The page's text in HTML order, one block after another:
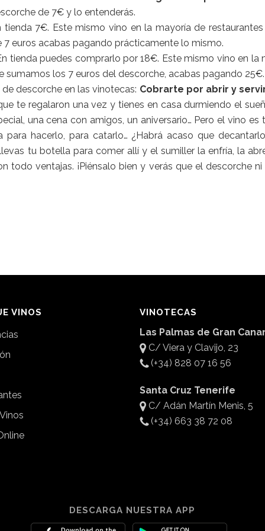
de 7€ y lo entenderás.
7€. Este mismo vino en la mayoría de
euros acabas pagando prácticamente lo mismo.
tienda puedes comprarlo por 18€. Este mismo vino en la
sumamos los 7 euros del descorche, acabas pagando
descorche en las vinotecas: Cobrarte por abrir y
te regalaron una vez y tienes en casa durmiendo el
una cena con amigos, un aniversario… Pero el vino
hacerlo, para catarlo… ¿Habrá acaso que
tu botella para comer allí y el sumiller la enfría, la
todo ventajas. ¡Piénsalo bien y verás que el descorche
VINOS VINOTECAS
Las Palmas de Gran
C/ Viera y Clavijo, 23
(+34) 828 07 16 56
Santa Cruz Tenerife
C/ Adán Martín Menis, 5
(+34) 663 38 72 08
DESCARGA NUESTRA APP